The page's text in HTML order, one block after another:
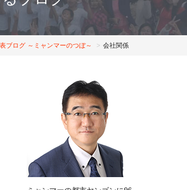
ブログ ～ミャンマーのつぼ～ 会社関係